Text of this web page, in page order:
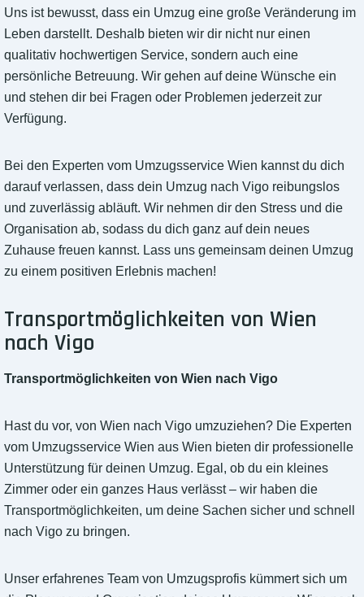
Uns ist bewusst, dass ein Umzug eine große Veränderung im
Leben darstellt. Deshalb bieten wir dir nicht nur einen
qualitativ hochwertigen Service, sondern auch eine
persönliche Betreuung. Wir gehen auf deine Wünsche ein
und stehen dir bei Fragen oder Problemen jederzeit zur
Verfügung.
Bei den Experten vom Umzugsservice Wien kannst du dich
darauf verlassen, dass dein Umzug nach Vigo reibungslos
und zuverlässig abläuft. Wir nehmen dir den Stress und die
Organisation ab, sodass du dich ganz auf dein neues
Zuhause freuen kannst. Lass uns gemeinsam deinen Umzug
zu einem positiven Erlebnis machen!
Transportmöglichkeiten von Wien
nach Vigo
Transportmöglichkeiten von Wien nach Vigo
Hast du vor, von Wien nach Vigo umzuziehen? Die Experten
vom Umzugsservice Wien aus Wien bieten dir professionelle
Unterstützung für deinen Umzug. Egal, ob du ein kleines
Zimmer oder ein ganzes Haus verlässt – wir haben die
Transportmöglichkeiten, um deine Sachen sicher und schnell
nach Vigo zu bringen.
Unser erfahrenes Team von Umzugsprofis kümmert sich um